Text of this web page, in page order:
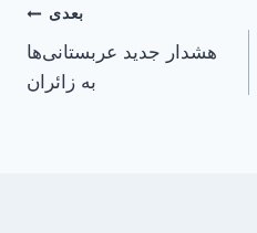
بعدی
هشدار جدید عربستانی‌ها
به زائران